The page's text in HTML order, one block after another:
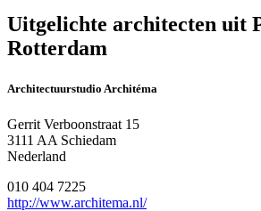
Uitgelichte architecten uit
Rotterdam
Architectuurstudio Architéma
Gerrit Verboonstraat 15
3111 AA Schiedam
Nederland
010 404 7225
http://www.architema.nl/